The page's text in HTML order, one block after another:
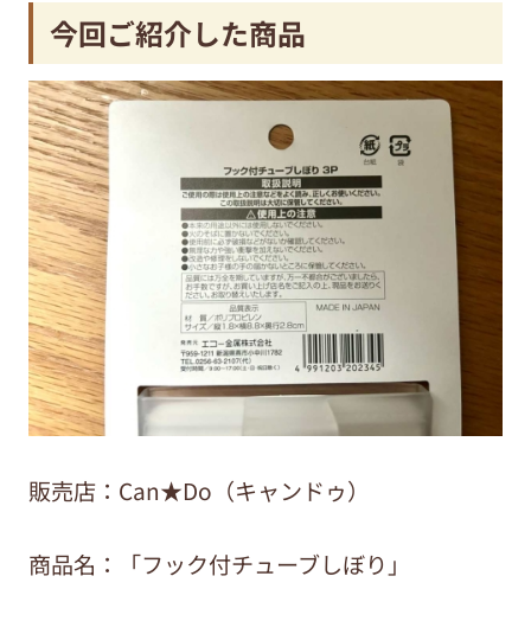
今回ご紹介した商品
販売店：Can★Do（キャンドゥ）
商品名： 「フック付チューブしぼり」